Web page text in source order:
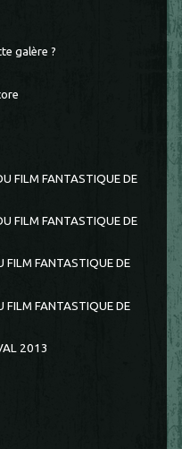
galère ?
FILM FANTASTIQUE DE
FILM FANTASTIQUE DE
FILM FANTASTIQUE DE
FILM FANTASTIQUE DE
2013